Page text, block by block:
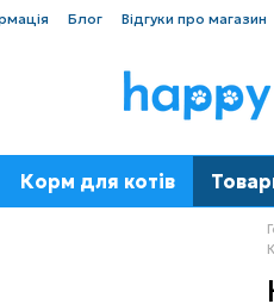
Блог Відгуки про магазин
Корм для котів